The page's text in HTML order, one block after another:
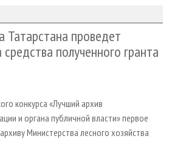
ПЛИТ
Татарстана проведет
полученного гранта
конкурса «Лучший архив
и органа публичной власти» первое
Министерства лесного хозяйства